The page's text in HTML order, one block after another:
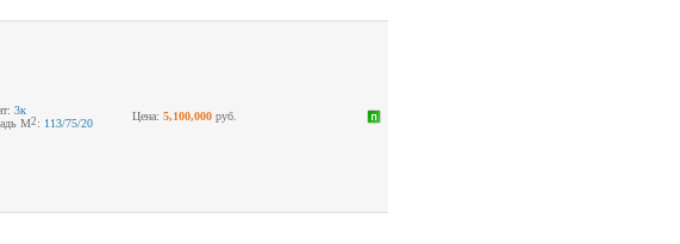
3к
М2 : 113/75/20
Цена: 5,100,000 руб.